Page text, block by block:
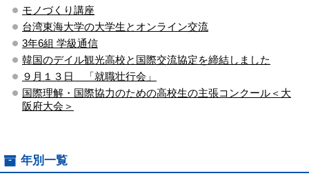
モノづくり講座
台湾東海大学の大学生とオンライン交流
3年6組 学級通信
韓国のデイル観光高校と国際交流協定を締結しました
９月１３日 「就職壮行会」
国際理解・国際協力のための高校生の主張コンクール＜大
阪府大会＞
年別一覧